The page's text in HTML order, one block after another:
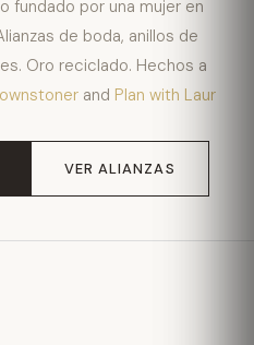
fundado por una mujer en
de boda, anillos de
Oro reciclado. Hechos a
and Plan with Laur
VER ALIANZAS